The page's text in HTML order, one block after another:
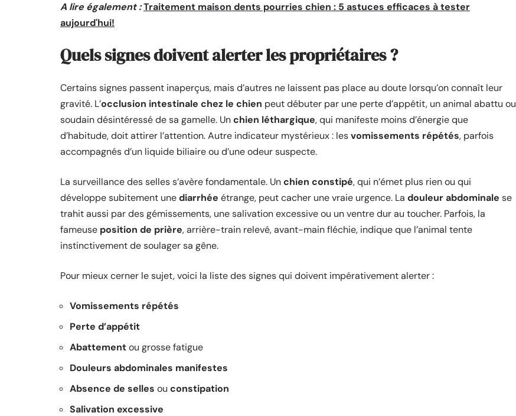
A lire également :Traitement maison dents pourries chien : 5 astuces efficaces à tester
aujourd'hui!
Quels signes doivent alerter les propriétaires ?
Certains signes passent inaperçus, mais d’autres ne laissent pas place au doute lorsqu’on connaît leur
gravité. L’occlusion intestinale chez le chien peut débuter par une perte d’appétit, un animal abattu ou
soudain désintéressé de sa gamelle. Unchien léthargique, qui manifeste moins d’énergie que
d’habitude, doit attirer l’attention. Autre indicateur mystérieux : lesvomissements répétés, parfois
accompagnés d’un liquide biliaire ou d’une odeur suspecte.
La surveillance des selles s’avère fondamentale. Unchien constipé, qui n’émet plus rien ou qui
développe subitement unediarrhée étrange, peut cacher une vraie urgence. La douleur abdominale se
trahit aussi par des gémissements, une salivation excessive ou un ventre dur au toucher. Parfois, la
fameuse position de prière, arrière-train relevé, avant-main fléchie, indique que l’animal tente
instinctivement de soulager sa gêne.
Pour mieux cerner le sujet, voici la liste des signes qui doivent impérativement alerter :
Vomissements répétés
Perte d’appétit
Abattementou grosse fatigue
Douleurs abdominales manifestes
Absence de selles ou constipation
Salivation excessive